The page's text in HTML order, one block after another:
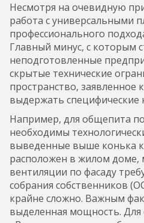
Несмотря на очевидную
работа с универсальными
профессионального
Главный минус, с которым
неподготовленные
скрытые технические
пространство, заявленное
выдержать специфические
Например, для общепита
необходимы
выведенные выше конька
расположен в жилом доме,
вентиляции по фасаду
собрания собственников
крайне сложно. Важным
выделенная мощность. Для